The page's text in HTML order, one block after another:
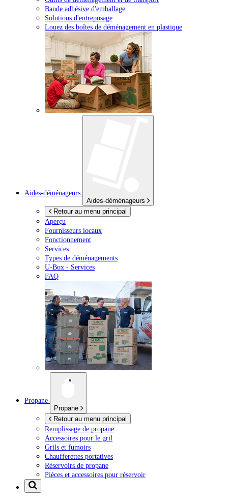
Bande adhésive d'emballage
Solutions d'entreposage
Louez des boîtes de déménagement en plastique
Aides-déménageurs
Aides-déménageurs
Retour au menu principal
Aperçu
Fournisseurs locaux
Fonctionnement
Services
Types de déménagements
U-Box - Services
FAQ
Propane
Propane
Retour au menu principal
Remplissage de propane
Accessoires pour le gril
Grils et fumoirs
Chaufferettes portatives
Réservoirs de propane
Pièces et accessoires pour réservoir